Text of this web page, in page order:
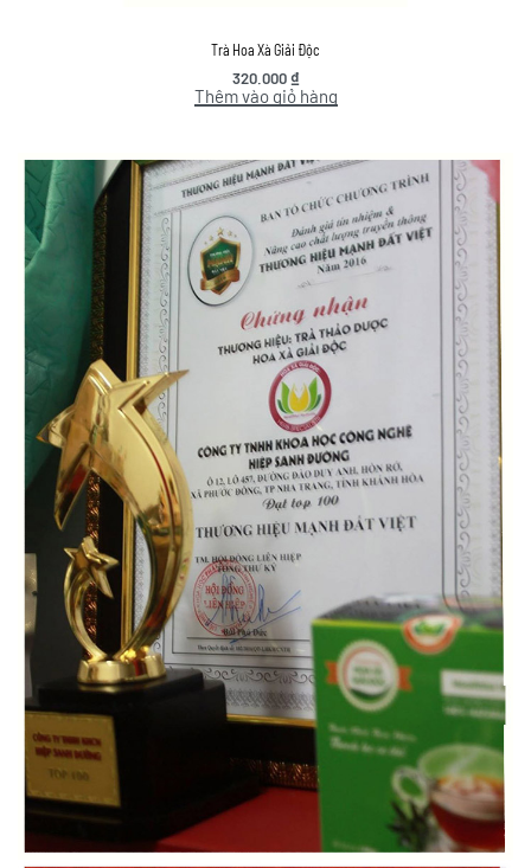
Trà Hoa Xà Giải Độc
320.000₫
Thêm vào giỏ hàng